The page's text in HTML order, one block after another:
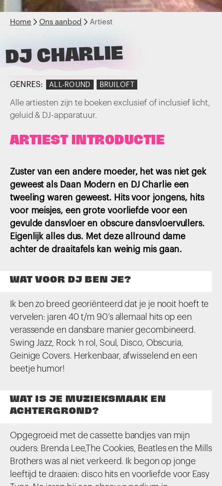
Home Ons aanbod Artiest
DJ CHARLIE
GENRES: ALL-ROUND BRUILOFT
Alle artiesten zijn te boeken exclusief of inclusief licht,
geluid & DJ-apparatuur.
ARTIEST INTRODUCTIE
Zuster van een andere moeder, het was niet gek
geweest als Daan Modern en DJ Charlie een
tweeling waren geweest. Hits voor jongens, hits
voor meisjes, een grote voorliefde voor een
gevulde dansvloer en obscure dansvloervullers.
Eigenlijk alles dus. Met deze allround dame
achter de draaitafels kan weinig mis gaan.
WAT VOOR DJ BEN JE?
Ik ben zo breed georiënteerd dat je je nooit hoeft te
vervelen: jaren 40 t/m 90’s allemaal hits op een
verassende en dansbare manier gecombineerd.
Swing Jazz, Rock ’n rol, Soul, Disco, Obscuria,
Geinige Covers. Herkenbaar, afwisselend en een
beetje humor!
WAT IS JE MUZIEKSMAAK EN
ACHTERGROND?
Opgegroeid met de cassette bandjes van mijn
ouders: Brenda Lee,The Cookies, Beatles en the Mills
Brothers was al niet verkeerd. Ik begon op jonge
leeftijd te draaien: disco hits en voorliefde voor Easy